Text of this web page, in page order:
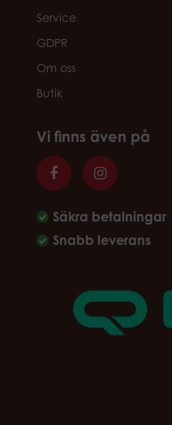
Service
GDPR
Om oss
Butik
Vi finns även på
Säkra betalningar
Snabb leverans